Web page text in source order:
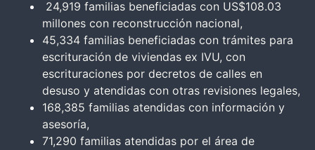
24,919 familias beneficiadas con US$108.03
millones con reconstrucción nacional,
45,334 familias beneficiadas con trámites para
escrituración de viviendas ex IVU, con
escrituraciones por decretos de calles en
desuso y atendidas con otras revisiones legales,
168,385 familias atendidas con información y
asesoría,
71,290 familias atendidas por el área de